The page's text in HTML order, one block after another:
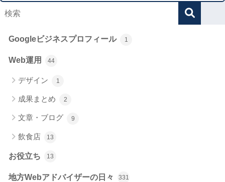
Googleビジネスプロフィール 1
Web運用 44
デザイン 1
成果まとめ 2
文章・ブログ 9
飲食店 13
お役立ち 13
地方Webアドバイザーの日々 331